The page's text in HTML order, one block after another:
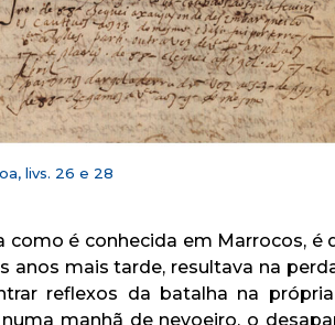
livs. 26 e 28
como é conhecida em Marrocos,
anos mais tarde, resultava na
reflexos da batalha na
manhã de nevoeiro, o